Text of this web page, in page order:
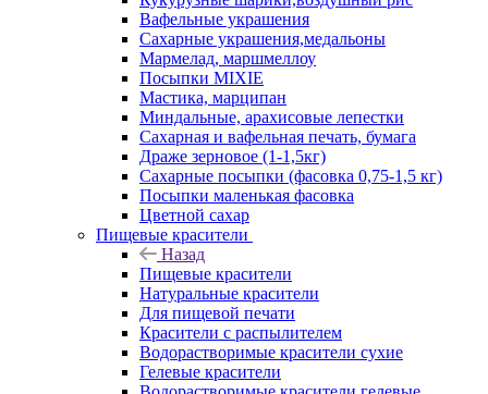
Вафельные украшения
Сахарные украшения,медальоны
Мармелад, маршмеллоу
Посыпки MIXIE
Мастика, марципан
Миндальные, арахисовые лепестки
Сахарная и вафельная печать, бумага
Драже зерновое (1-1,5кг)
Сахарные посыпки (фасовка 0,75-1,5 кг)
Посыпки маленькая фасовка
Цветной сахар
Пищевые красители
Назад
Пищевые красители
Натуральные красители
Для пищевой печати
Красители с распылителем
Водорастворимые красители сухие
Гелевые красители